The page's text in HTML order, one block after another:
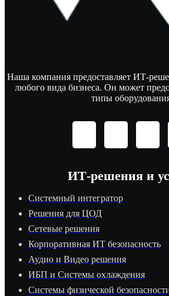
Наша компания предоставляет ИТ-
любого вида бизнеса. Он может
типы
ИТ-решения и
Системный интегратор
Решения для ЦОД
Сетевые решения
Корпоративная ИТ безопасность
Аудио и Видео решения
ИБП и Системы охлаждения
Системы физической